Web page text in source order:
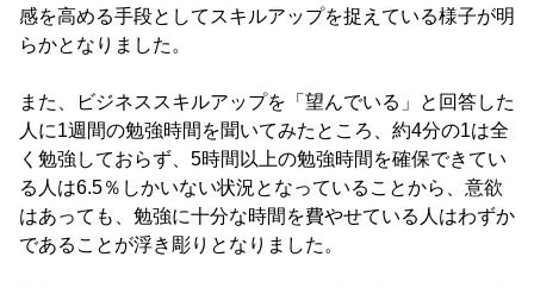
感を高める手段としてスキルアップを捉えている様子が明
らかとなりました。
また、ビジネススキルアップを「望んでいる」と回答した
人に1週間の勉強時間を聞いてみたところ、約4分の1は全
く勉強しておらず、5時間以上の勉強時間を確保できてい
る人は6.5％しかいない状況となっていることから、意欲
はあっても、勉強に十分な時間を費やせている人はわずか
であることが浮き彫りとなりました。